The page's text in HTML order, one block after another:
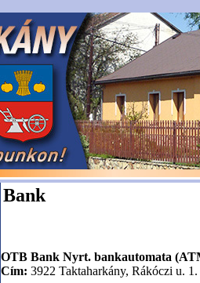
Bank
OTB Bank Nyrt. bankautomata
Cím: 3922 Taktaharkány, Rákóczi u.